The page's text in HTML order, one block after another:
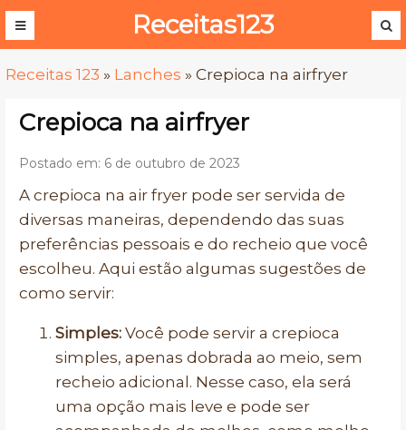
Receitas123
Receitas 123 » Lanches » Crepioca na airfryer
Crepioca na airfryer
Postado em: 6 de outubro de 2023
A crepioca na air fryer pode ser servida de
diversas maneiras, dependendo das suas
preferências pessoais e do recheio que você
escolheu. Aqui estão algumas sugestões de
como servir:
Simples: Você pode servir a crepioca
simples, apenas dobrada ao meio, sem
recheio adicional. Nesse caso, ela será
uma opção mais leve e pode ser